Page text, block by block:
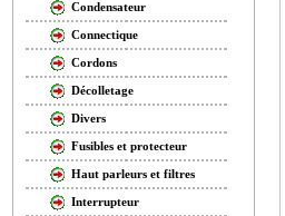
Condensateur
Connectique
Cordons
Décolletage
Divers
Fusibles et protecteur
Haut parleurs et filtres
Interrupteur